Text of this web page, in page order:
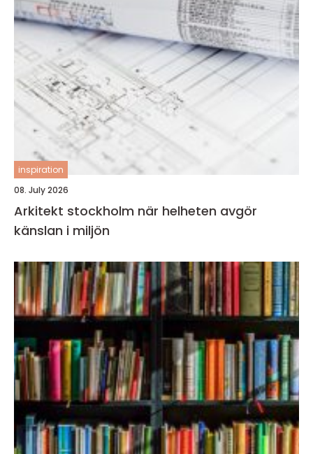
inspiration
08. July 2026
Arkitekt stockholm när helheten avgör
känslan i miljön